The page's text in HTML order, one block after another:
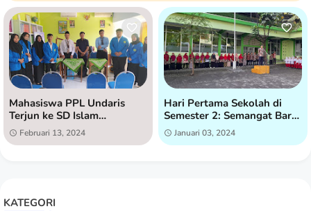
Mahasiswa PPL Undaris
Terjun ke SD Islam
Istiqomah untuk Praktik
Lapangan
Februari 13, 2024
Hari Pertama Sekolah di
Semester 2: Semangat Baru
di SD Islam Istiqomah
Januari 03, 2024
KATEGORI